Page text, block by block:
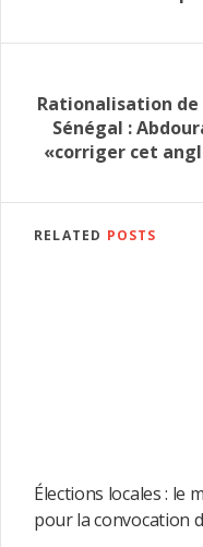
Rationalisation
Sénégal :
«corriger cet
RELATED POSTS
Élections locales : le
pour la convocation